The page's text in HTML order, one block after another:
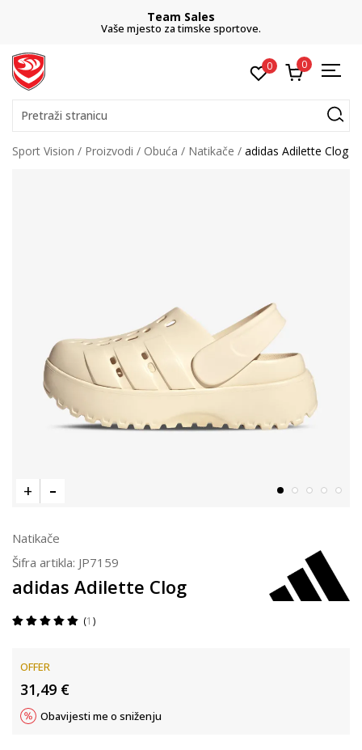
Team Sales
Vaše mjesto za timske sportove.
0 0
Pretraži stranicu
Sport Vision Proizvodi Obuća Natikače adidas Adilette Clog
Natikače
Šifra artikla: JP7159
adidas Adilette Clog
1
OFFER
31,49 €
Obavijesti me o sniženju